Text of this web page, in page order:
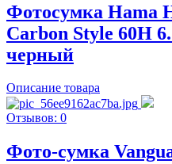
Фотосумка Hama
Carbon Style 60H
черный
Описание товара
Отзывов: 0
Фото-сумка